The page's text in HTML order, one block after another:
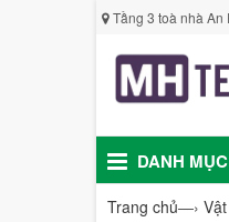
Tầng 3 toà nhà An
DANH
Trang chủ—›